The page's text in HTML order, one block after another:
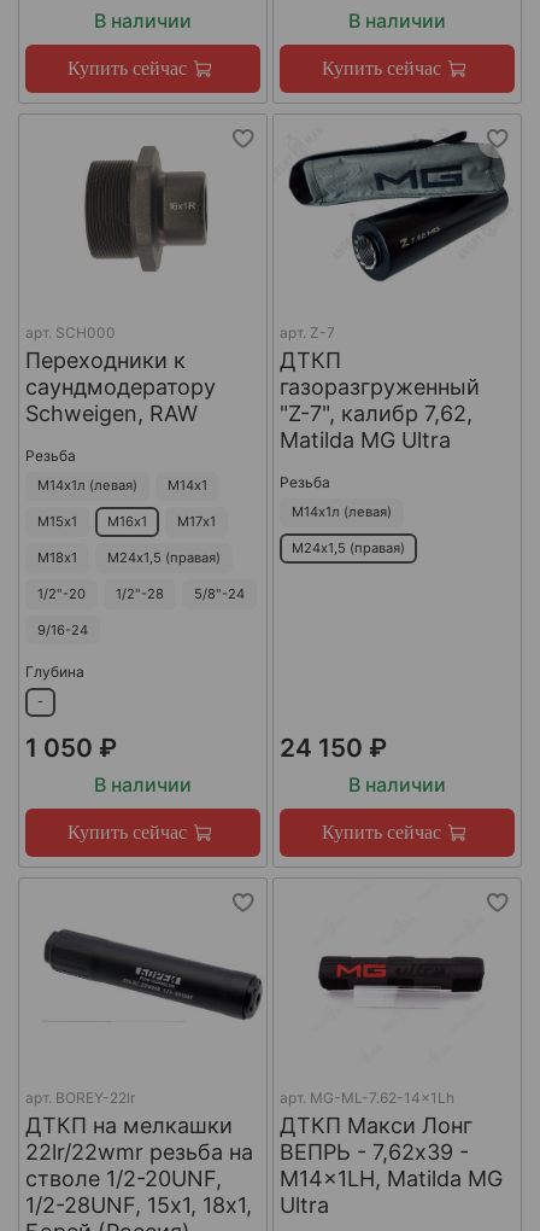
В наличии
Купить сейчас
В наличии
Купить сейчас
арт. SCH000
Переходники к
саундмодератору
Schweigen, RAW
Резьба
М14х1л (левая) М14х1
М15х1 М16х1 М17х1
М18х1 М24х1,5 (правая)
1/2"-20 1/2"-28 5/8"-24
9/16-24
Глубина
-
1 050 ₽
В наличии
Купить сейчас
арт. Z-7
ДТКП
газоразгруженный
"Z-7", калибр 7,62,
Matilda MG Ultra
Резьба
М14х1л (левая)
М24х1,5 (правая)
24 150 ₽
В наличии
Купить сейчас
арт. BOREY-22lr
ДТКП на мелкашки
22lr/22wmr резьба на
стволе 1/2-20UNF,
1/2-28UNF, 15х1, 18х1,
арт. MG-ML-7.62-14x1Lh
ДТКП Макси Лонг
ВЕПРЬ - 7,62x39 -
M14x1LH, Matilda MG
Ultra